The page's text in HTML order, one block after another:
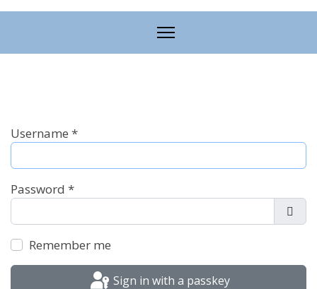
Username *
Password *
Remember me
Sign in with a passkey